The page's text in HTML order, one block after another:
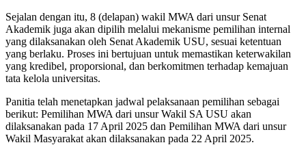
Sejalan dengan itu, 8 (delapan) wakil MWA dari unsur Senat
Akademik juga akan dipilih melalui mekanisme pemilihan internal
yang dilaksanakan oleh Senat Akademik USU, sesuai ketentuan
yang berlaku. Proses ini bertujuan untuk memastikan keterwakilan
yang kredibel, proporsional, dan berkomitmen terhadap kemajuan
tata kelola universitas.
Panitia telah menetapkan jadwal pelaksanaan pemilihan sebagai
berikut: Pemilihan MWA dari unsur Wakil SA USU akan
dilaksanakan pada 17 April 2025 dan Pemilihan MWA dari unsur
Wakil Masyarakat akan dilaksanakan pada 22 April 2025.